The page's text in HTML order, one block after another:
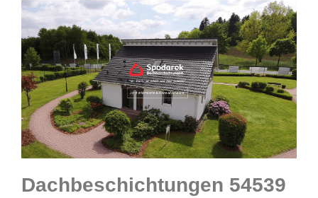
Dachbeschichtungen 54539